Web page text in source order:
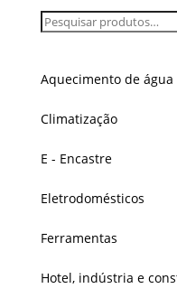
Aquecimento de
Climatização
E - Encastre
Eletrodomésticos
Ferramentas
Hotel, indústria e